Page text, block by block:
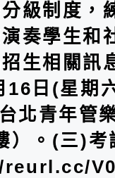
級制度，
奏學生和
生相關訊
16日(星期
北青年管
）。(三)考